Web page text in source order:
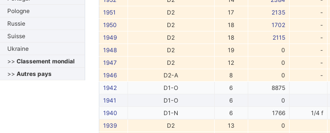
Pologne
Russie
Suisse
Ukraine
>> Classement mondial
>> Autres pays
1951
D2 17 2135 -
1950
D2 18 1702 -
1949
D2 18 2115 -
1948
D2 19 0 -
1947
D2 12 0 -
1946
D2-A 8 0 -
1942
D1-O 6 8875
1941
D1-O 6 0
1940
D1-N 6 1766 1/4 f
1939
D2 13 0